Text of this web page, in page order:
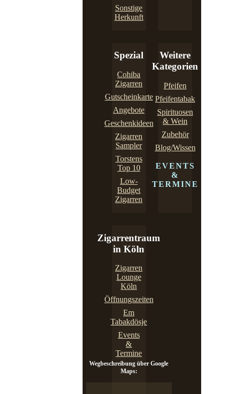
Sonstige
Herkunft
Spezial
Cohiba
Zigarren
Gutscheinkarte
Angebote
Geschenkideen
Zigarren
Sampler
Torstens
Top 10
Low-
Budget
Zigarren
Weitere
Kategorien
Pfeifen
Pfeifentabak
Spirituosen
& Wein
Zubehör
Blog/Wissen
EVENTS
&
TERMINE
Zigarrentraum
in Köln
Zigarren
Lounge
Köln
Öffnungszeiten
Em
Tabakdösje
Events
&
Termine
Wegbeschreibung über Google
Maps: